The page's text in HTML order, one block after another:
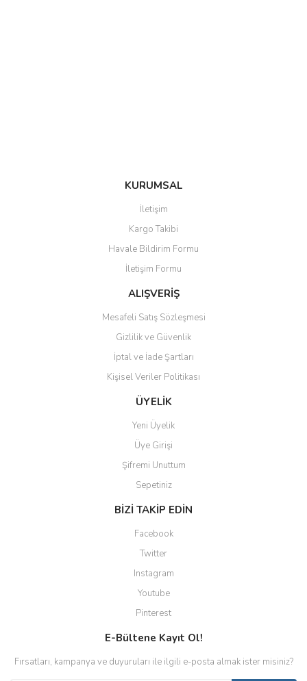
Gönder
KURUMSAL
İletişim
Kargo Takibi
Havale Bildirim Formu
İletişim Formu
ALIŞVERİŞ
Mesafeli Satış Sözleşmesi
Gizlilik ve Güvenlik
İptal ve İade Şartları
Kişisel Veriler Politikası
ÜYELİK
Yeni Üyelik
Üye Girişi
Şifremi Unuttum
Sepetiniz
BİZİ TAKİP EDİN
Facebook
Twitter
Instagram
Youtube
Pinterest
E-Bültene Kayıt Ol!
Fırsatları, kampanya ve duyuruları ile ilgili e-posta almak ister misiniz?